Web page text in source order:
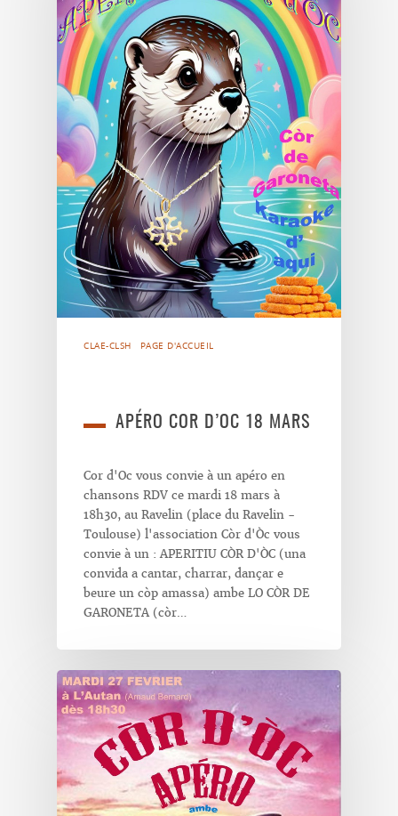
CLAE-CLSH PAGE D'ACCUEIL
APÉRO COR D’OC 18 MARS
Cor d'Oc vous convie à un apéro en
chansons RDV ce mardi 18 mars à
18h30, au Ravelin (place du Ravelin -
Toulouse) l'association Còr d'Òc vous
convie à un : APERITIU CÒR D'ÒC (una
convida a cantar, charrar, dançar e
beure un còp amassa) ambe LO CÒR DE
GARONETA (còr…